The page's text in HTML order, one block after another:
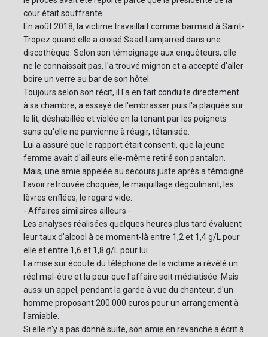
cour était souffrante.
En août 2018, la victime travaillait comme barmaid à Saint-
Tropez quand elle a croisé Saad Lamjarred dans une
discothèque. Selon son témoignage aux enquêteurs, elle
ne le connaissait pas, l'a trouvé mignon et a accepté d'aller
boire un verre au bar de son hôtel.
Toujours selon son récit, il l'a en fait conduite directement
à sa chambre, a essayé de l'embrasser puis l'a plaquée sur
le lit, déshabillée et violée en la tenant par les poignets
sans qu'elle ne parvienne à réagir, tétanisée.
Lui a assuré que le rapport était consenti, que la jeune
femme avait d'ailleurs elle-même retiré son pantalon.
Mais, une amie appelée au secours juste après a témoigné
l'avoir retrouvée choquée, le maquillage dégoulinant, les
lèvres enflées, le regard vide.
- Affaires similaires ailleurs -
Les analyses réalisées quelques heures plus tard évaluent
leur taux d'alcool à ce moment-là entre 1,2 et 1,4 g/L pour
elle et entre 1,6 et 1,8 g/L pour lui.
La mise sur écoute du téléphone de la victime a révélé un
réel mal-être et la peur que l'affaire soit médiatisée. Mais
aussi un appel, pendant la garde à vue du chanteur, d'un
homme proposant 200.000 euros pour un arrangement à
l'amiable.
Si elle n'y a pas donné suite, son amie en revanche a écrit à